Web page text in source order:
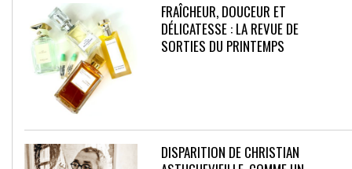
FRAÎCHEUR, DOUCEUR ET
DÉLICATESSE : LA REVUE DE
SORTIES DU PRINTEMPS
DISPARITION DE CHRISTIAN